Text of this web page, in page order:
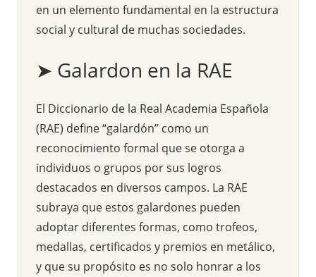
en un elemento fundamental en la estructura
social y cultural de muchas sociedades.
➤ Galardon en la RAE
El Diccionario de la Real Academia Española
(RAE) define “galardón” como un
reconocimiento formal que se otorga a
individuos o grupos por sus logros
destacados en diversos campos. La RAE
subraya que estos galardones pueden
adoptar diferentes formas, como trofeos,
medallas, certificados y premios en metálico,
y que su propósito es no solo honrar a los